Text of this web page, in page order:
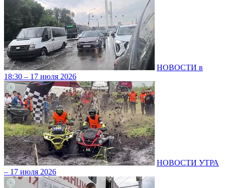
НОВОСТИ в
18:30 – 17 июля 2026
НОВОСТИ УТРА
– 17 июля 2026